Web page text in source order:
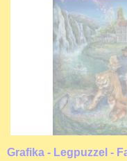
Grafika - Legpuzzel -